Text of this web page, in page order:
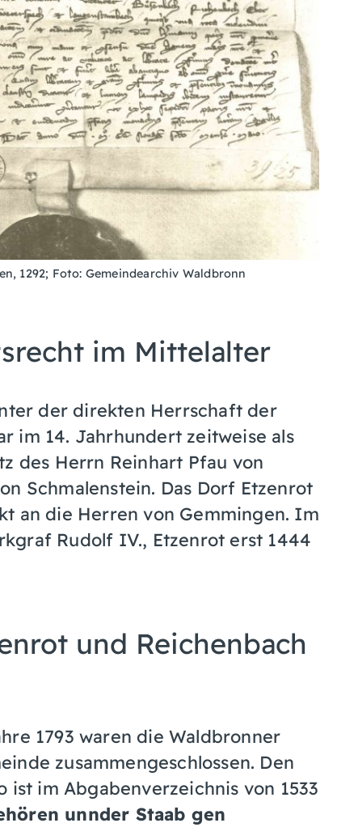
1292; Foto: Gemeindearchiv Waldbronn
im Mittelalter
der direkten Herrschaft der
im 14. Jahrhundert zeitweise als
des Herrn Reinhart Pfau von
Schmalenstein. Das Dorf Etzenrot
an die Herren von Gemmingen. Im
Rudolf IV., Etzenrot erst 1444
und Reichenbach
1793 waren die Waldbronner
zusammengeschlossen. Den
im Abgabenverzeichnis von 1533
unnder Staab gen